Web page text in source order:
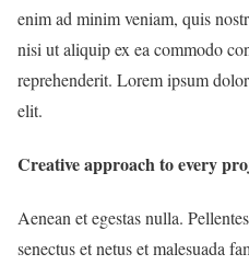
enim ad minim veniam, quis
nisi ut aliquip ex ea commodo
reprehenderit. Lorem ipsum
elit.
Creative approach to every
Aenean et egestas nulla.
senectus et netus et malesuada